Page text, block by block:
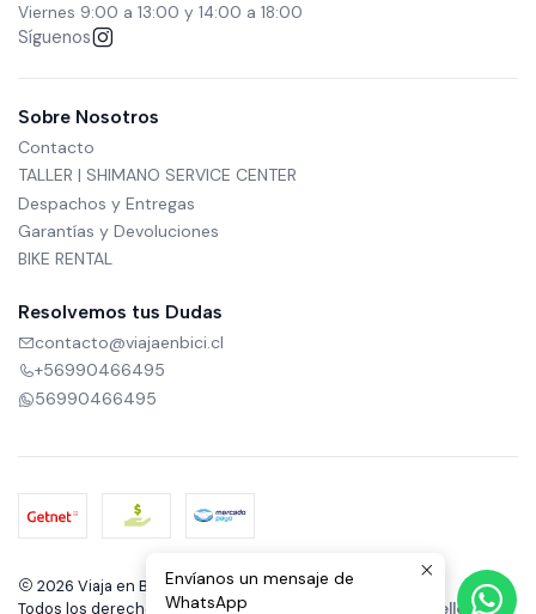
Viernes 9:00 a 13:00 y 14:00 a 18:00
Síguenos
Sobre Nosotros
Contacto
TALLER | SHIMANO SERVICE CENTER
Despachos y Entregas
Garantías y Devoluciones
BIKE RENTAL
Resolvemos tus Dudas
contacto@viajaenbici.cl
+56990466495
56990466495
2026 Viaja en Bici.
Todos los derechos reservados.
Desarrollado por Jumpseller.
Envíanos un mensaje de
WhatsApp